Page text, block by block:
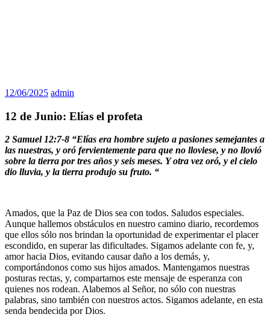
12/06/2025 admin
12 de Junio: Elías el profeta
2 Samuel 12:7-8 “Elías era hombre sujeto a pasiones semejantes a
las nuestras, y oró fervientemente para que no lloviese, y no llovió
sobre la tierra por tres años y seis meses. Y otra vez oró, y el cielo
dio lluvia, y la tierra produjo su fruto. “
Amados, que la Paz de Dios sea con todos. Saludos especiales.
Aunque hallemos obstáculos en nuestro camino diario, recordemos
que ellos sólo nos brindan la oportunidad de experimentar el placer
escondido, en superar las dificultades. Sigamos adelante con fe, y,
amor hacia Dios, evitando causar daño a los demás, y,
comportándonos como sus hijos amados. Mantengamos nuestras
posturas rectas, y, compartamos este mensaje de esperanza con
quienes nos rodean. Alabemos al Señor, no sólo con nuestras
palabras, sino también con nuestros actos. Sigamos adelante, en esta
senda bendecida por Dios.